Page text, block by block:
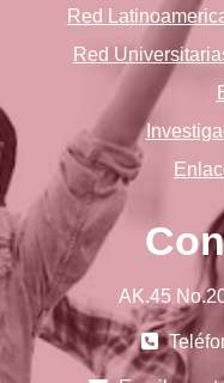
Red
Red
AK.45